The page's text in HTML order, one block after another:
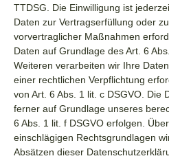
TTDSG. Die Einwilligung ist
Daten zur Vertragserfüllung oder
vorvertraglicher Maßnahmen
Daten auf Grundlage des Art. 6
Weiteren verarbeiten wir Ihre
einer rechtlichen Verpflichtung
von Art. 6 Abs. 1 lit. c DSGVO. Die
ferner auf Grundlage unseres
6 Abs. 1 lit. f DSGVO erfolgen.
einschlägigen Rechtsgrundlagen
Absätzen dieser